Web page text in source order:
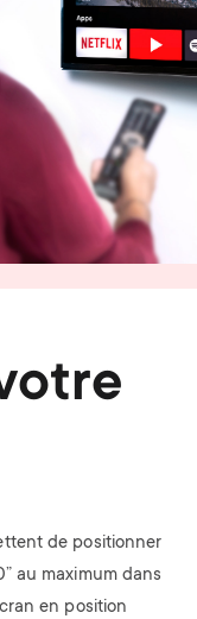
de positionner
au maximum dans
en position